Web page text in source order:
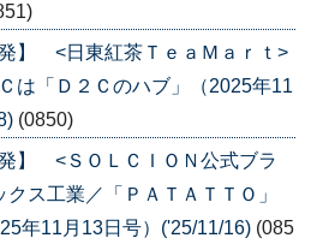
】 <日東紅茶ＴｅａＭａｒｔ>
は「Ｄ２Ｃのハブ」（2025年11
(0850)
】 <ＳＯＬＣＩＯＮ公式ブラ
ス工業／「ＰＡＴＡＴＴＯ」
年11月13日号）('25/11/16) (085